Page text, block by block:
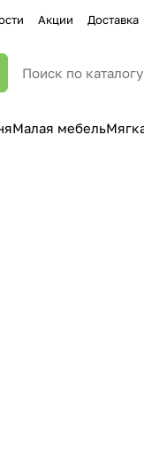
Акции Доставка
Малая мебель